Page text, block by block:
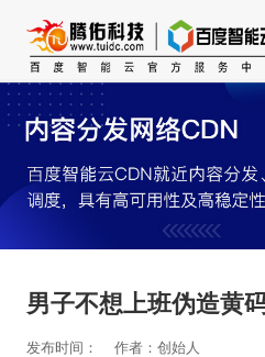
男子不想上班伪造黄
发布时间： 作者：创始人